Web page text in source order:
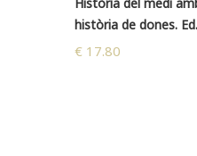
història de dones.
€17.80